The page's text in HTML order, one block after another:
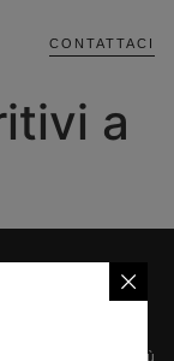
CONTATTACI
a
Menù